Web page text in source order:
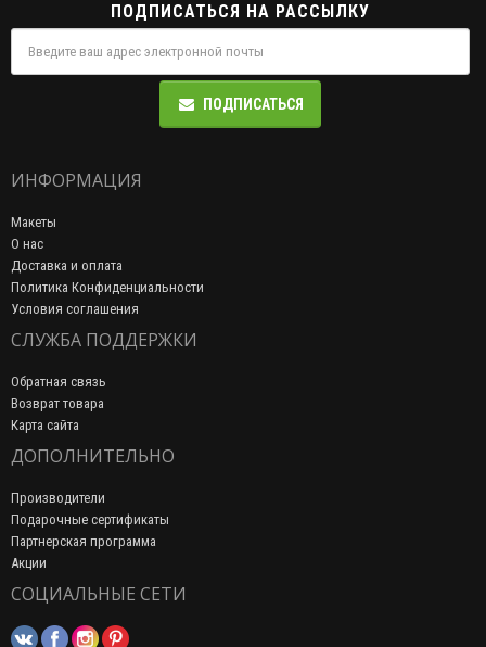
ПОДПИСАТЬСЯ НА РАССЫЛКУ
ПОДПИСАТЬСЯ
ИНФОРМАЦИЯ
Макеты
О нас
Доставка и оплата
Политика Конфиденциальности
Условия соглашения
СЛУЖБА ПОДДЕРЖКИ
Обратная связь
Возврат товара
Карта сайта
ДОПОЛНИТЕЛЬНО
Производители
Подарочные сертификаты
Партнерская программа
Акции
СОЦИАЛЬНЫЕ СЕТИ